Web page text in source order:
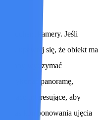
ruchem kamery. Jeśli
upewnij się, że obiekt ma
aby wytrzymać
wykonać panoramę,
interesujące, aby
komponowania ujęcia